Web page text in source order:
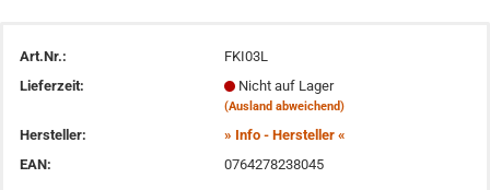
Art.Nr.:
FKI03L
Lieferzeit:
Nicht auf Lager
(Ausland abweichend)
Hersteller:
» Info - Hersteller «
EAN:
0764278238045